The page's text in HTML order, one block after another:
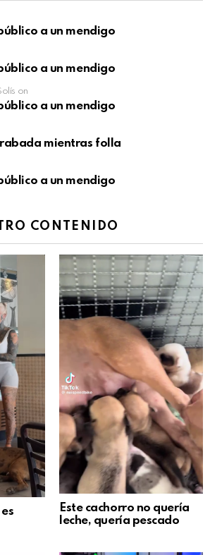
a un mendigo
a un mendigo
on
a un mendigo
mientras folla
a un mendigo
CONTENIDO
Este cachorro no quería
leche, quería pescado